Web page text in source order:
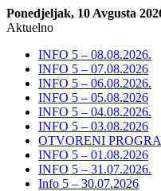
Ponedjeljak, 10 Avgusta
Aktuelno
INFO 5 – 08.08.2026.
INFO 5 – 07.08.2026
INFO 5 – 06.08.2026.
INFO 5 – 05.08.2026
INFO 5 – 04.08.2026.
INFO 5 – 03.08.2026
OTVORENI
INFO 5 – 01.08.2026
INFO 5 – 31.07.2026.
Info 5 – 30.07.2026